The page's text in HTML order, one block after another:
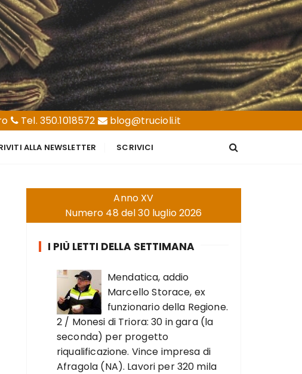
Tel. 350.1018572 blog@trucioli.it
ALLA NEWSLETTER SCRIVICI
Anno XV
Numero 48 del 30 luglio 2026
I PIÙ LETTI DELLA SETTIMANA
Mendatica, addio
Marcello Storace, ex
funzionario della Regione.
2 / Monesi di Triora: 30 in gara (la
seconda) per progetto
riqualificazione. Vince impresa di
Afragola (NA). Lavori per 320 mila